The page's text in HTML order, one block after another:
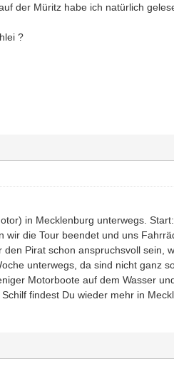
der Müritz habe ich natürlich
?
in Mecklenburg unterwegs.
die Tour beendet und uns
Pirat schon anspruchsvoll sein,
unterwegs, da sind nicht ganz
Motorboote auf dem Wasser
findest Du wieder mehr in